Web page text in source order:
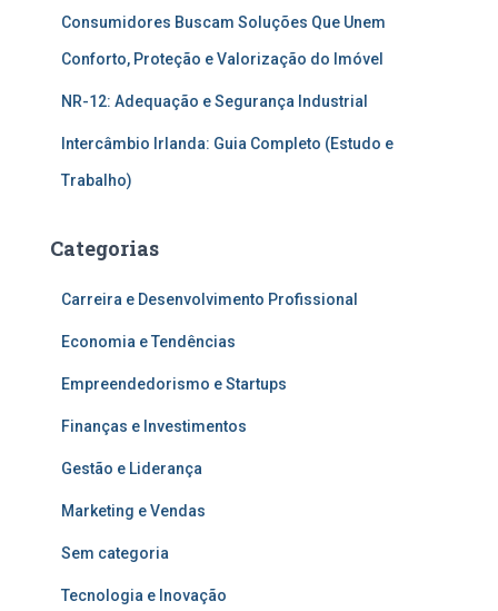
Consumidores Buscam Soluções Que Unem
Conforto, Proteção e Valorização do Imóvel
NR-12: Adequação e Segurança Industrial
Intercâmbio Irlanda: Guia Completo (Estudo e
Trabalho)
Categorias
Carreira e Desenvolvimento Profissional
Economia e Tendências
Empreendedorismo e Startups
Finanças e Investimentos
Gestão e Liderança
Marketing e Vendas
Sem categoria
Tecnologia e Inovação